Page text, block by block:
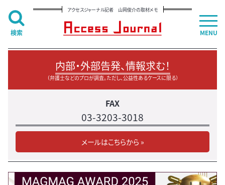
アクセスジャーナル記者 山岡俊介の取材メモ
内部・外部告発、情報求む！
（弁護士などのプロが調査。ただし、公益性あるケースに限る）
FAX
03-3203-3018
メールはこちらから »
MENU
検索